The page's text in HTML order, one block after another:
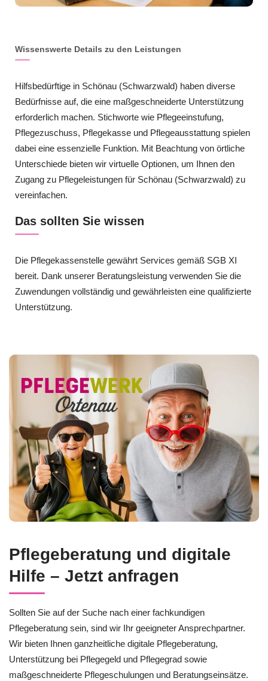
Wissenswerte Details zu den Leistungen
Hilfsbedürftige in Schönau (Schwarzwald) haben diverse
Bedürfnisse auf, die eine maßgeschneiderte Unterstützung
erforderlich machen. Stichworte wie Pflegeeinstufung,
Pflegezuschuss, Pflegekasse und Pflegeausstattung spielen
dabei eine essenzielle Funktion. Mit Beachtung von örtliche
Unterschiede bieten wir virtuelle Optionen, um Ihnen den
Zugang zu Pflegeleistungen für Schönau (Schwarzwald) zu
vereinfachen.
Das sollten Sie wissen
Die Pflegekassenstelle gewährt Services gemäß SGB XI
bereit. Dank unserer Beratungsleistung verwenden Sie die
Zuwendungen vollständig und gewährleisten eine qualifizierte
Unterstützung.
Pflegeberatung und digitale
Hilfe – Jetzt anfragen
Sollten Sie auf der Suche nach einer fachkundigen
Pflegeberatung sein, sind wir Ihr geeigneter Ansprechpartner.
Wir bieten Ihnen ganzheitliche digitale Pflegeberatung,
Unterstützung bei Pflegegeld und Pflegegrad sowie
maßgeschneiderte Pflegeschulungen und Beratungseinsätze.